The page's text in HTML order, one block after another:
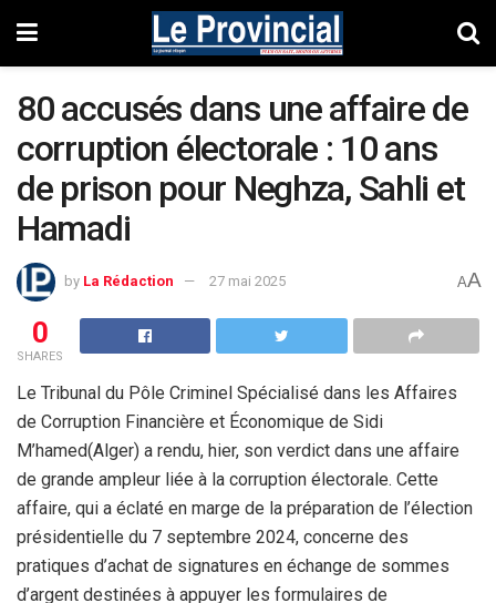
80 accusés dans une affaire de
corruption électorale : 10 ans
de prison pour Neghza, Sahli et
Hamadi
by La Rédaction 27 mai 2025 AA
0
SHARES
Le Tribunal du Pôle Criminel Spécialisé dans les Affaires
de Corruption Financière et Économique de Sidi
M’hamed(Alger) a rendu, hier, son verdict dans une affaire
de grande ampleur liée à la corruption électorale. Cette
affaire, qui a éclaté en marge de la préparation de l’élection
présidentielle du 7 septembre 2024, concerne des
pratiques d’achat de signatures en échange de sommes
d’argent destinées à appuyer les formulaires de